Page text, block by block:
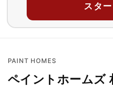
スタ
PAINT HOMES
ペイントホームズ